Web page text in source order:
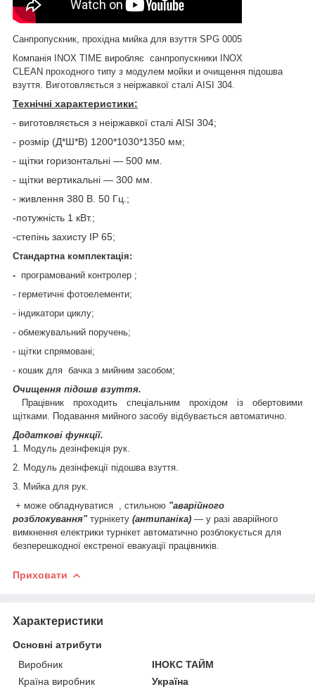
Санпропускник, прохідна мийка для взуття SPG 0005
Компанія INOX TIME виробляє санпропускники INOX
CLEAN проходного типу з модулем мойки и очищення підошва
взуття. Виготовляється з неіржавкої сталі AISI 304.
Технічні характеристики:
- виготовляється з неіржавкої сталі AISI 304;
- розмір (Д*Ш*В) 1200*1030*1350 мм;
- щітки горизонтальні — 500 мм.
- щітки вертикальні — 300 мм.
- живлення 380 В. 50 Гц.;
-потужність 1 кВт.;
-степінь захисту IP 65;
Стандартна комплектація:
- програмований контролер ;
- герметичні фотоелементи;
- індикатори циклу;
- обмежувальний поручень;
- щітки спрямовані;
- кошик для бачка з мийним засобом;
Очищення підошв взуття.
Працівник проходить спеціальним прохідом із обертовими
щітками. Подавання мийного засобу відбувається автоматично.
Додаткові функції.
1. Модуль дезінфекція рук.
2. Модуль дезінфекції підошва взуття.
3. Мийка для рук.
+ може обладнуватися
, стильною "аварійного
розблокування" турнікету (антипаніка) ― у разі аварійного
вимкнення електрики турнікет автоматично розблокується для
безперешкодної екстреної евакуації працівників.
Приховати
Характеристики
Основні атрибути
Виробник
ІНОКС ТАЙМ
Країна виробник
Україна